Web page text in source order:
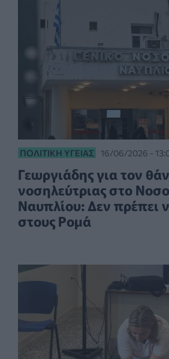
ΠΟΛΙΤΙΚΉ ΥΓΕΊΑΣ 16/06/2026 -
Γεωργιάδης για τον
νοσηλεύτριας στο
Ναυπλίου: Δεν πρέπει
στους Ρομά